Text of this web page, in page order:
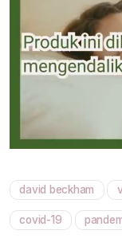
david beckham
covid-19